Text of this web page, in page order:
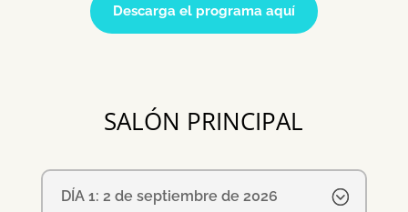
Descarga el programa aquí
SALÓN PRINCIPAL
DÍA 1: 2 de septiembre de 2026